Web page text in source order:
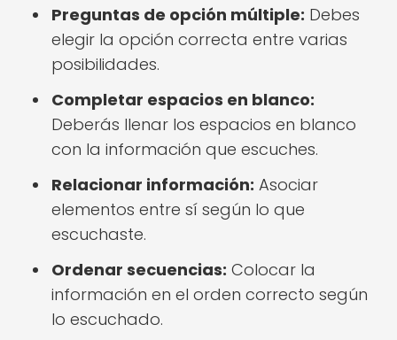
Preguntas de opción múltiple: Debes
elegir la opción correcta entre varias
posibilidades.
Completar espacios en blanco:
Deberás llenar los espacios en blanco
con la información que escuches.
Relacionar información: Asociar
elementos entre sí según lo que
escuchaste.
Ordenar secuencias: Colocar la
información en el orden correcto según
lo escuchado.